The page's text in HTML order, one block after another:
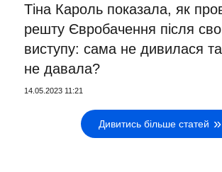
Тіна Кароль показала, як
решту Євробачення після
виступу: сама не дивилася
не давала?
14.05.2023 11:21
Дивитись більше статей